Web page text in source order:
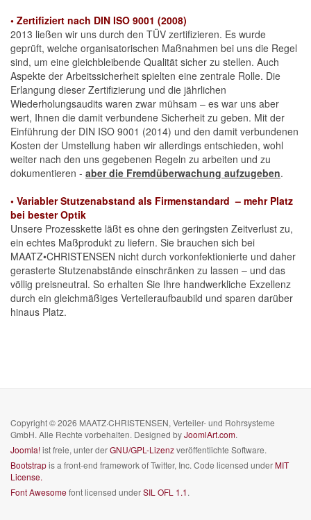
• Zertifiziert nach DIN ISO 9001 (2008)
2013 ließen wir uns durch den TÜV zertifizieren. Es wurde
geprüft, welche organisatorischen Maßnahmen bei uns die Regel
sind, um eine gleichbleibende Qualität sicher zu stellen. Auch
Aspekte der Arbeitssicherheit spielten eine zentrale Rolle. Die
Erlangung dieser Zertifizierung und die jährlichen
Wiederholungsaudits waren zwar mühsam – es war uns aber
wert, Ihnen die damit ver­bundene Sicherheit zu geben. Mit der
Einführung der DIN ISO 9001 (2014) und den damit verbundenen
Kosten der Umstellung haben wir allerdings entschieden, wohl
weiter nach den uns gegebenen Regeln zu arbeiten und zu
dokumentieren - aber die Fremdüberwachung aufzugeben.
• Variabler Stutzenabstand als Firmenstandard – mehr Platz
bei bester Optik
Unsere Prozesskette läßt es ohne den geringsten Zeitverlust zu,
ein echtes Maßprodukt zu liefern. Sie brauchen sich bei
MAATZ•CHRISTENSEN nicht durch vorkonfektionierte und daher
gerasterte Stutzenab­stände einschränken zu lassen – und das
völlig preis­neutral. So erhalten Sie Ihre handwerkliche Exzellenz
durch ein gleichmäßiges Verteileraufbaubild und sparen darüber
hinaus Platz.
Copyright © 2026 MAATZ·CHRISTENSEN, Verteiler- und Rohrsysteme
GmbH. Alle Rechte vorbehalten. Designed byJoomlArt.com.
Joomla!ist freie, unter derGNU/GPL-Lizenzveröffentlichte Software.
Bootstrapis a front-end framework of Twitter, Inc. Code licensed underMIT
License.
Font Awesomefont licensed underSIL OFL 1.1.